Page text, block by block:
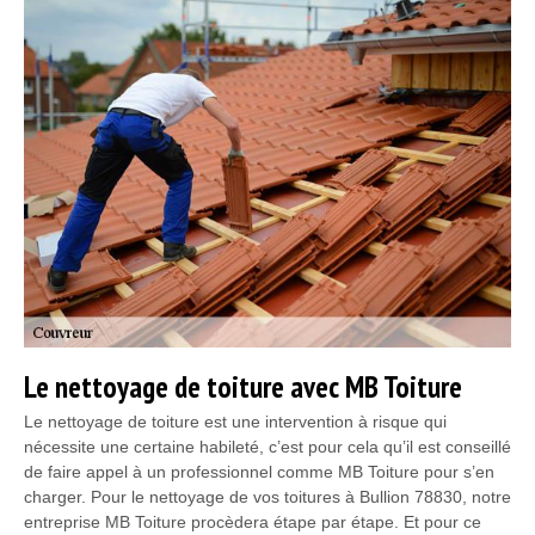
Le nettoyage de toiture avec MB Toiture
Le nettoyage de toiture est une intervention à risque qui
nécessite une certaine habileté, c’est pour cela qu’il est conseillé
de faire appel à un professionnel comme MB Toiture pour s’en
charger. Pour le nettoyage de vos toitures à Bullion 78830, notre
entreprise MB Toiture procèdera étape par étape. Et pour ce